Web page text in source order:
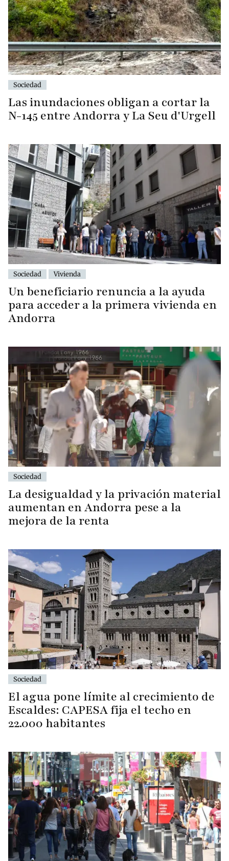
Sociedad
Las inundaciones obligan a cortar la
N-145 entre Andorra y La Seu d'Urgell
Sociedad Vivienda
Un beneficiario renuncia a la ayuda
para acceder a la primera vivienda en
Andorra
Sociedad
La desigualdad y la privación material
aumentan en Andorra pese a la
mejora de la renta
Sociedad
El agua pone límite al crecimiento de
Escaldes: CAPESA fija el techo en
22.000 habitantes